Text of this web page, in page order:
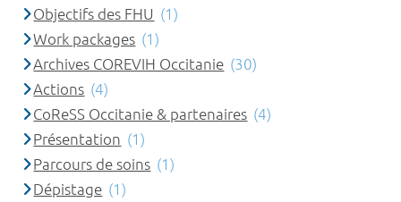
Objectifs des FHU (1)
Work packages (1)
Archives COREVIH Occitanie (30)
Actions (4)
CoReSS Occitanie & partenaires (4)
Présentation (1)
Parcours de soins (1)
Dépistage (1)